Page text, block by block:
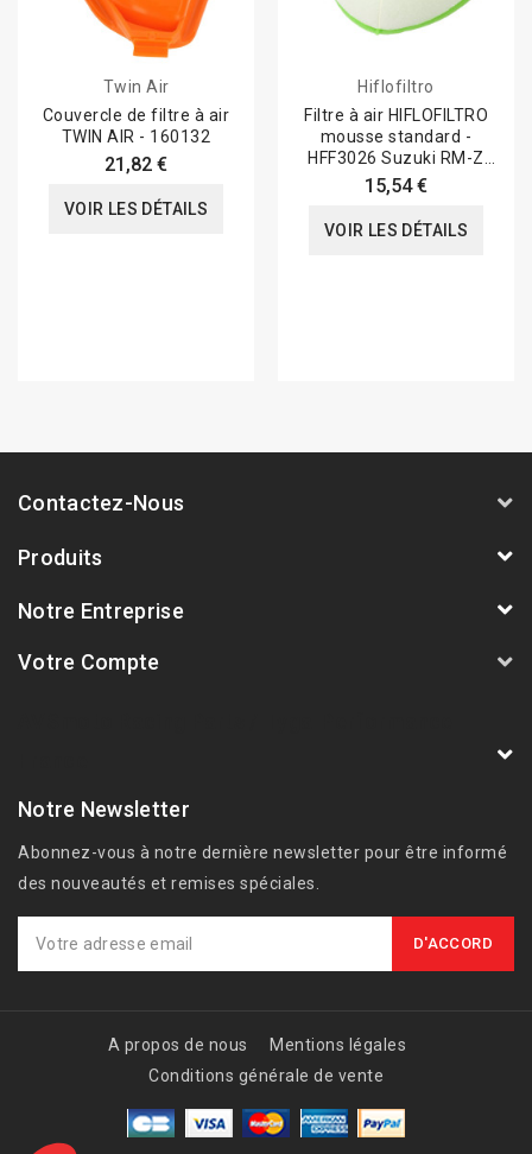
Twin Air
Couvercle de filtre à air
TWIN AIR - 160132
21,82 €
VOIR LES DÉTAILS
Hiflofiltro
Filtre à air HIFLOFILTRO
mousse standard -
HFF3026 Suzuki RM-Z
250/450
15,54 €
VOIR LES DÉTAILS
Contactez-Nous
Produits
Notre Entreprise
Votre Compte
Notre Newsletter
Abonnez-vous à notre dernière newsletter pour être informé
des nouveautés et remises spéciales.
A propos de nous
Mentions légales
Conditions générale de vente